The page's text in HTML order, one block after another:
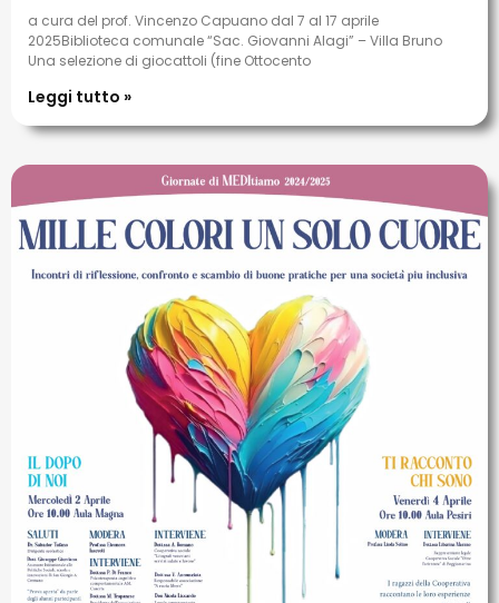
a cura del prof. Vincenzo Capuano dal 7 al 17 aprile
2025Biblioteca comunale “Sac. Giovanni Alagi” – Villa Bruno
Una selezione di giocattoli (fine Ottocento
Leggi tutto »